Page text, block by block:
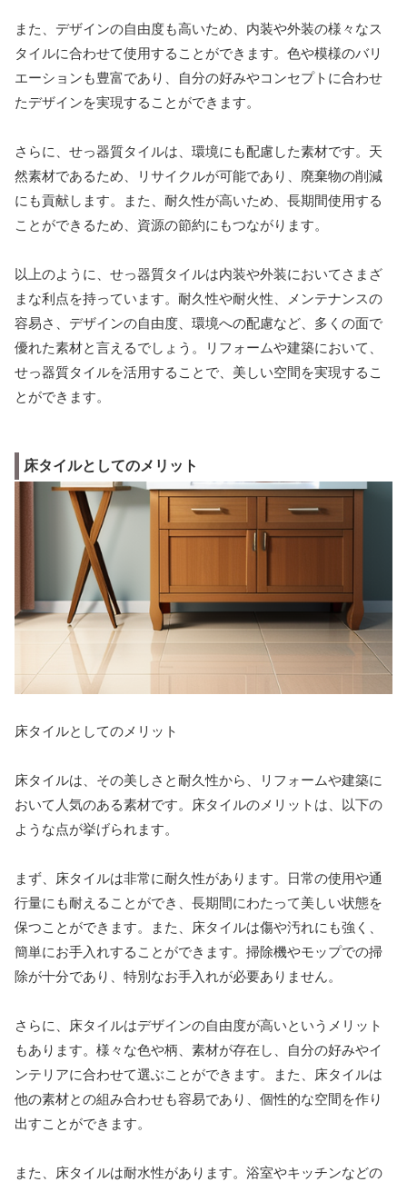
また、デザインの自由度も高いため、内装や外装の様々なス
タイルに合わせて使用することができます。色や模様のバリ
エーションも豊富であり、自分の好みやコンセプトに合わせ
たデザインを実現することができます。
さらに、せっ器質タイルは、環境にも配慮した素材です。天
然素材であるため、リサイクルが可能であり、廃棄物の削減
にも貢献します。また、耐久性が高いため、長期間使用する
ことができるため、資源の節約にもつながります。
以上のように、せっ器質タイルは内装や外装においてさまざ
まな利点を持っています。耐久性や耐火性、メンテナンスの
容易さ、デザインの自由度、環境への配慮など、多くの面で
優れた素材と言えるでしょう。リフォームや建築において、
せっ器質タイルを活用することで、美しい空間を実現するこ
とができます。
床タイルとしてのメリット
床タイルとしてのメリット
床タイルは、その美しさと耐久性から、リフォームや建築に
おいて人気のある素材です。床タイルのメリットは、以下の
ような点が挙げられます。
まず、床タイルは非常に耐久性があります。日常の使用や通
行量にも耐えることができ、長期間にわたって美しい状態を
保つことができます。また、床タイルは傷や汚れにも強く、
簡単にお手入れすることができます。掃除機やモップでの掃
除が十分であり、特別なお手入れが必要ありません。
さらに、床タイルはデザインの自由度が高いというメリット
もあります。様々な色や柄、素材が存在し、自分の好みやイ
ンテリアに合わせて選ぶことができます。また、床タイルは
他の素材との組み合わせも容易であり、個性的な空間を作り
出すことができます。
また、床タイルは耐水性があります。浴室やキッチンなどの